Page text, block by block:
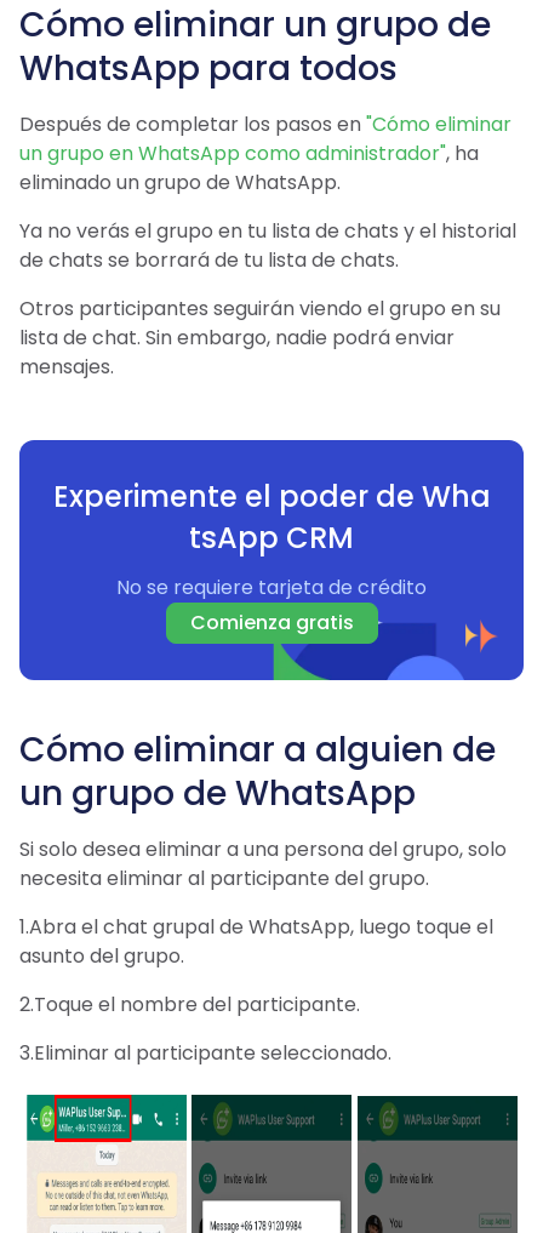
Cómo eliminar un grupo de
WhatsApp para todos
Después de completar los pasos en"Cómo eliminar
un grupo en WhatsApp como administrador", ha
eliminado un grupo de WhatsApp.
Ya no verás el grupo en tu lista de chats y el historial
de chats se borrará de tu lista de chats.
Otros participantes seguirán viendo el grupo en su
lista de chat. Sin embargo, nadie podrá enviar
mensajes.
Experimente el poder de Wha
tsApp CRM
No se requiere tarjeta de crédito
Comienza gratis
Cómo eliminar a alguien de
un grupo de WhatsApp
Si solo desea eliminar a una persona del grupo, solo
necesita eliminar al participante del grupo.
1.Abra el chat grupal de WhatsApp, luego toque el
asunto del grupo.
2.Toque el nombre del participante.
3.Eliminar al participante seleccionado.